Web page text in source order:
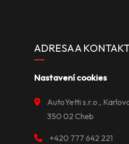
ADRESA A
Nastavení cookies
AutoYetti s.r.o.,
350 02 Cheb
+420 777 642 221